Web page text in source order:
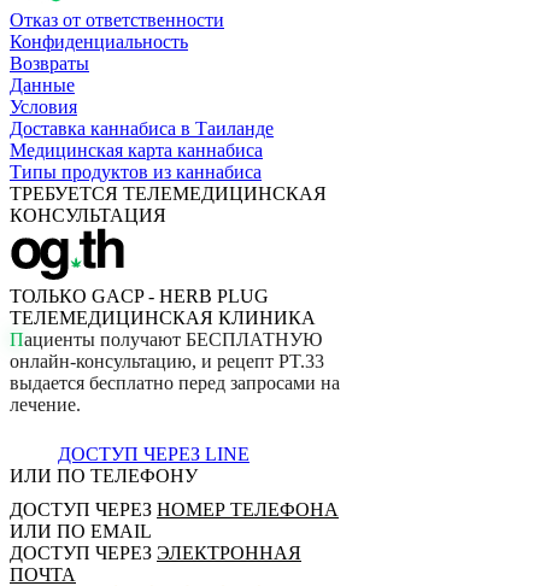
Отказ от ответственности
Конфиденциальность
Возвраты
Данные
Условия
Доставка каннабиса в Таиланде
Медицинская карта каннабиса
Типы продуктов из каннабиса
ТРЕБУЕТСЯ ТЕЛЕМЕДИЦИНСКАЯ
КОНСУЛЬТАЦИЯ
ТОЛЬКО GACP - HERB PLUG
ТЕЛЕМЕДИЦИНСКАЯ КЛИНИКА
Пациенты получают БЕСПЛАТНУЮ
онлайн-консультацию, и рецепт PT.33
выдается бесплатно перед запросами на
лечение.
ДОСТУП ЧЕРЕЗ LINE
ИЛИ ПО ТЕЛЕФОНУ
ДОСТУП ЧЕРЕЗ НОМЕР ТЕЛЕФОНА
ИЛИ ПО EMAIL
ДОСТУП ЧЕРЕЗ ЭЛЕКТРОННАЯ
ПОЧТА